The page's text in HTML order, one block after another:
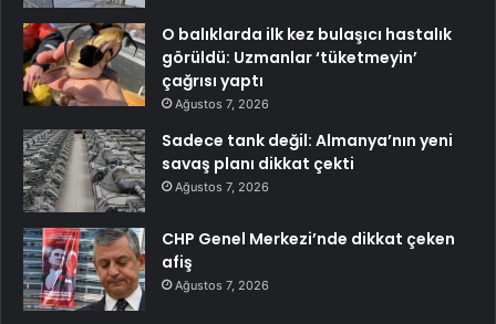
O balıklarda ilk kez bulaşıcı hastalık
görüldü: Uzmanlar ‘tüketmeyin’
çağrısı yaptı
Ağustos 7, 2026
Sadece tank değil: Almanya’nın yeni
savaş planı dikkat çekti
Ağustos 7, 2026
CHP Genel Merkezi’nde dikkat çeken
afiş
Ağustos 7, 2026